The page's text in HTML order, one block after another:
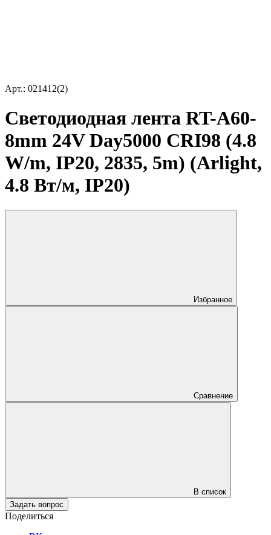
Арт.: 021412(2)
Светодиодная лента RT-A60-
8mm 24V Day5000 CRI98 (4.8
W/m, IP20, 2835, 5m) (Arlight,
4.8 Вт/м, IP20)
Избранное
Сравнение
В список
Задать вопрос
Поделиться